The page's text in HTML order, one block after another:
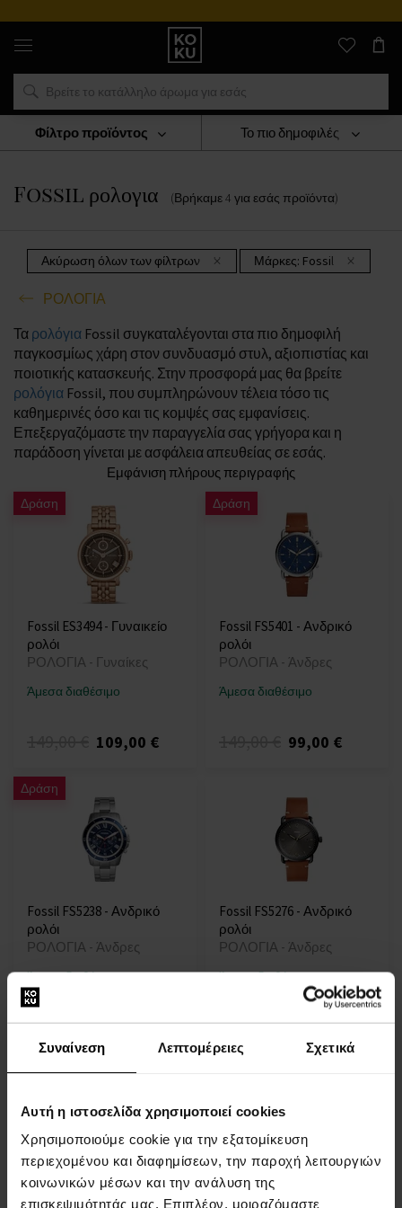
Συναίνεση Λεπτομέρειες Σχετικά
Αυτή η ιστοσελίδα χρησιμοποιεί cookies
Χρησιμοποιούμε cookie για την εξατομίκευση
περιεχομένου και διαφημίσεων, την παροχή λειτουργιών
κοινωνικών μέσων και την ανάλυση της
επισκεψιμότητάς μας. Επιπλέον, μοιραζόμαστε
Αυθεντικά
αρώματα
και
ρολόγια
σε
μέρος
ΡΟΛΟΓΙΑ
Fossil Ρολογια
Fossil ρολογια (Βρήκαμε4 για εσάς προϊόντα)
Το πιο δημοφιλές
Ακύρωση όλων των φίλτρων Μάρκες: Fossil
ΡΟΛΟΓΙΑ
Φίλτρο προϊόντος
Τα ρολόγια Fossil συγκαταλέγονται στα πιο δημοφιλή
παγκοσμίως χάρη στον συνδυασμό στυλ, αξιοπιστίας και
ποιοτικής κατασκευής. Στην προσφορά μας θα βρείτε
ρολόγια Fossil, που συμπληρώνουν τέλεια τόσο τις
καθημερινές όσο και τις κομψές σας εμφανίσεις.
Επεξεργαζόμαστε την παραγγελία σας γρήγορα και η
παράδοση γίνεται με ασφάλεια απευθείας σε εσάς.
Εμφάνιση πλήρους περιγραφής
Δράση
Fossil ES3494 - Γυναικείο
ρολόι
ΡΟΛΟΓΙΑ - Γυναίκες
Άμεσα διαθέσιμο
109,00 €
Δράση
Fossil FS5401 - Ανδρικό
ρολόι
ΡΟΛΟΓΙΑ - Άνδρες
Άμεσα διαθέσιμο
99,00 €
Δράση
Fossil FS5238 - Ανδρικό
ρολόι
ΡΟΛΟΓΙΑ - Άνδρες
Άμεσα διαθέσιμο
125,00 € 99,00 €
Fossil FS5276 - Ανδρικό
ρολόι
ΡΟΛΟΓΙΑ - Άνδρες
Άμεσα διαθέσιμο
99,00 €
ΣΧΕΤΙΚΑ ΜΕ ΤΗΝ ΕΤΑΙΡΕΙΑ